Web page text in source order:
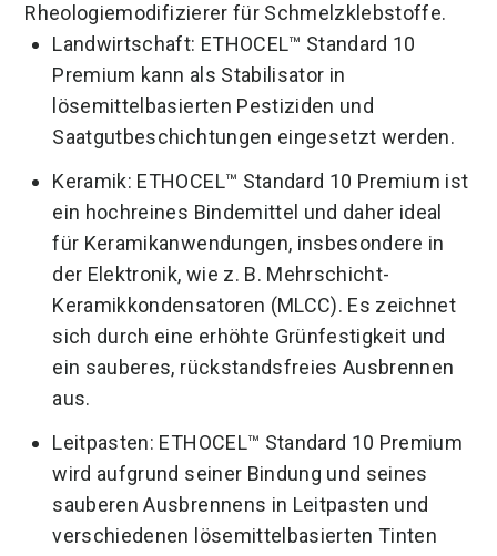
Rheologiemodifizierer für Schmelzklebstoffe.
Landwirtschaft: ETHOCEL™ Standard 10
Premium kann als Stabilisator in
lösemittelbasierten Pestiziden und
Saatgutbeschichtungen eingesetzt werden.
Keramik: ETHOCEL™ Standard 10 Premium ist
ein hochreines Bindemittel und daher ideal
für Keramikanwendungen, insbesondere in
der Elektronik, wie z. B. Mehrschicht-
Keramikkondensatoren (MLCC). Es zeichnet
sich durch eine erhöhte Grünfestigkeit und
ein sauberes, rückstandsfreies Ausbrennen
aus.
Leitpasten: ETHOCEL™ Standard 10 Premium
wird aufgrund seiner Bindung und seines
sauberen Ausbrennens in Leitpasten und
verschiedenen lösemittelbasierten Tinten